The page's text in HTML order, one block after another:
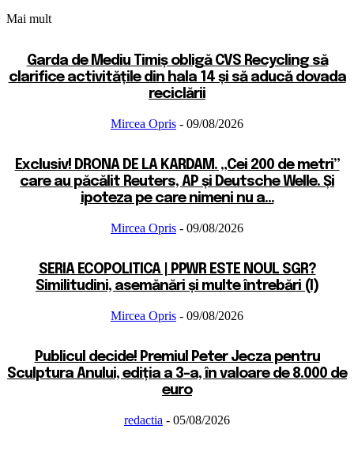
Mai mult
Garda de Mediu Timiș obligă CVS Recycling să
clarifice activitățile din hala 14 și să aducă dovada
reciclării
Mircea Opris - 09/08/2026
Exclusiv! DRONA DE LA KARDAM. „Cei 200 de metri”
care au păcălit Reuters, AP și Deutsche Welle. Și
ipoteza pe care nimeni nu a...
Mircea Opris - 09/08/2026
SERIA ECOPOLITICA | PPWR ESTE NOUL SGR?
Similitudini, asemănări și multe întrebări (I)
Mircea Opris - 09/08/2026
Publicul decide! Premiul Peter Jecza pentru
Sculptura Anului, ediția a 3-a, în valoare de 8.000 de
euro
redactia - 05/08/2026